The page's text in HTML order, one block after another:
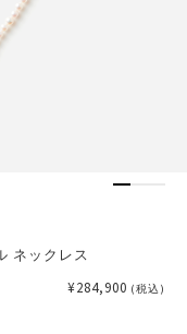
ネックレス
¥284,900 (税込)